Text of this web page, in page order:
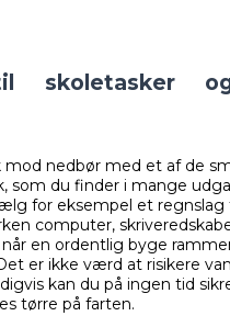
skoletasker
nedbør med et af de
som du finder i mange
for eksempel et regnslag
computer,
en ordentlig byge
er ikke værd at risikere
kan du på ingen tid
tørre på farten.